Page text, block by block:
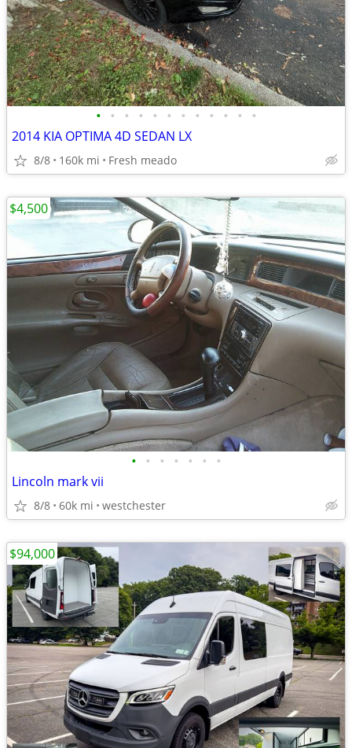
• • • • • • • • • • • •
2014 KIA OPTIMA 4D SEDAN LX
8/8 160k mi Fresh meado
• • • • • • •
Lincoln mark vii
8/8 60k mi westchester
$4,500
$94,000